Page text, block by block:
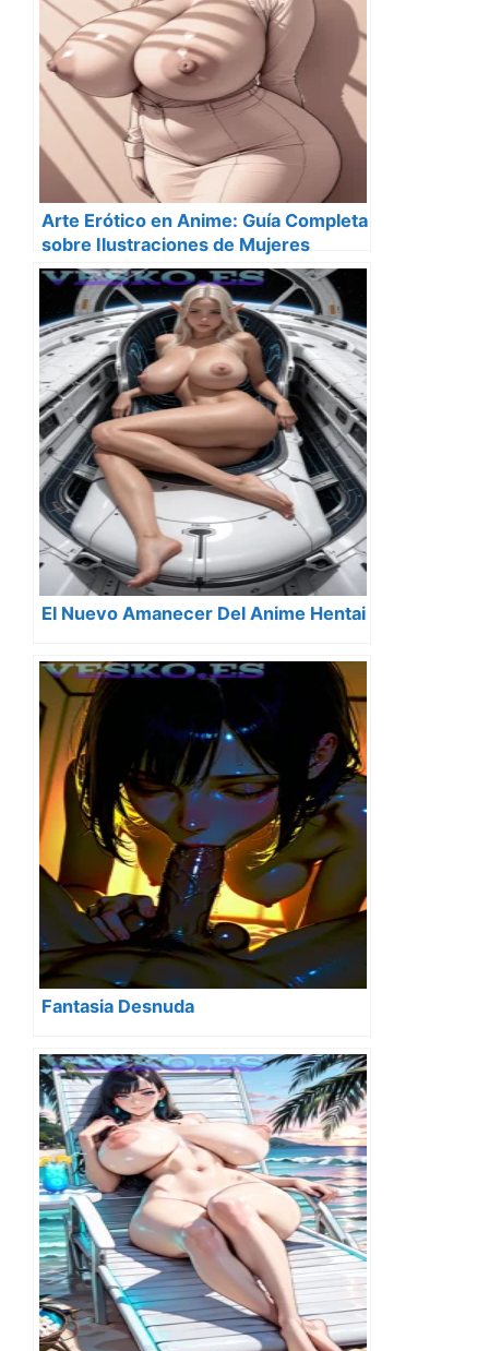
Arte Erótico en Anime: Guía Completa
sobre Ilustraciones de Mujeres
Desnudas Estilo Anime
El Nuevo Amanecer Del Anime Hentai
Fantasia Desnuda